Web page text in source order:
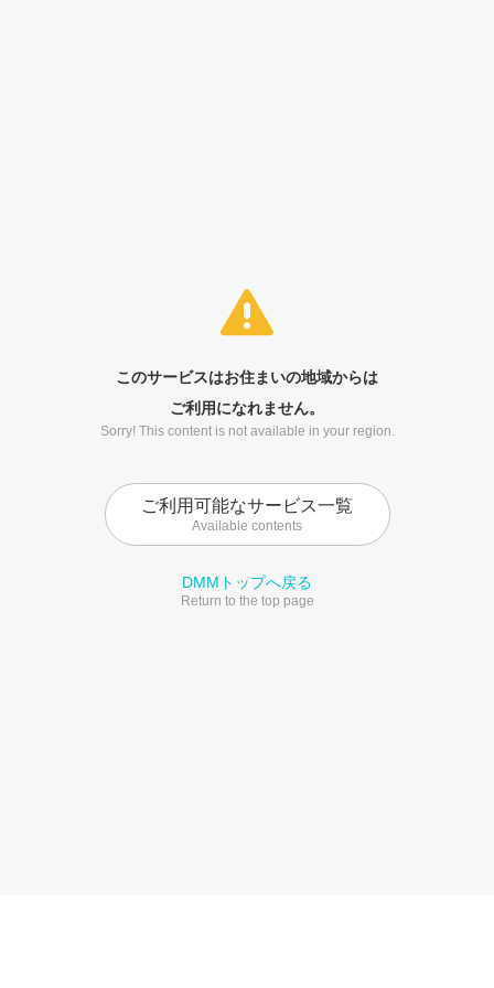
このサービスはお住まいの地域からは
ご利用になれません。
Sorry! This content is not available in your region.
ご利用可能なサービス一覧
Available contents
DMMトップへ戻る
Return to the top page